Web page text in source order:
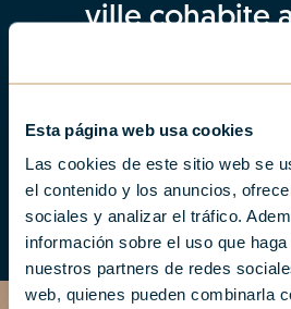
Esta página web usa cookies
Las cookies de este sitio web se
el contenido y los anuncios,
sociales y analizar el tráfico.
información sobre el uso que
nuestros partners de redes
web, quienes pueden combinarla
ville cohabite
manière
comprendre